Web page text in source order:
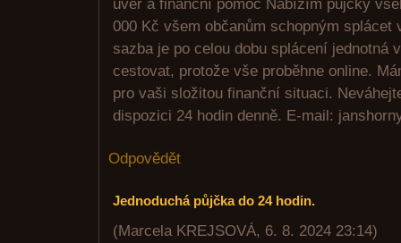
úvěr a finanční pomoc Nabízím půjčky
000 Kč všem občanům schopným splácet
sazba je po celou dobu splácení jednotná
cestovat, protože vše proběhne online.
pro vaši složitou finanční situaci.
dispozici 24 hodin denně. E-mail:
Odpovědět
Jednoduchá půjčka do 24 hodin.
(Marcela KREJSOVÁ, 6. 8. 2024 23:14)